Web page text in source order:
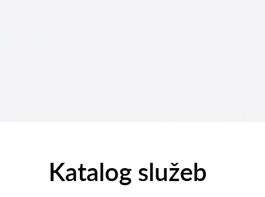
Katalog služeb